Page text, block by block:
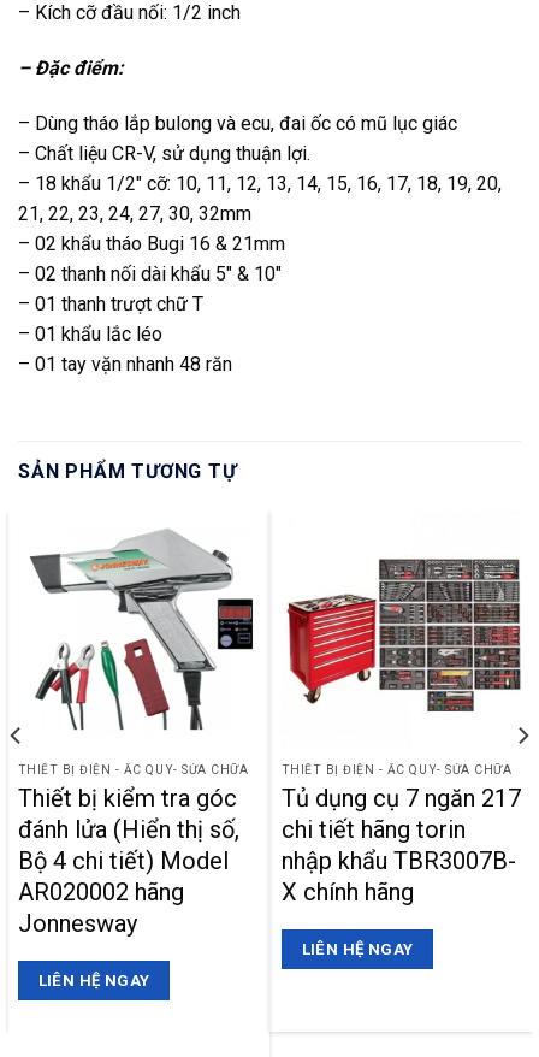
– Kích cỡ đầu nối: 1/2 inch
– Đặc điểm:
– Dùng tháo lắp bulong và ecu, đai ốc có mũ lục giác
– Chất liệu CR-V, sử dụng thuận lợi.
– 18 khẩu 1/2″ cỡ: 10, 11, 12, 13, 14, 15, 16, 17, 18, 19, 20,
21, 22, 23, 24, 27, 30, 32mm
– 02 khẩu tháo Bugi 16 & 21mm
– 02 thanh nối dài khẩu 5″ & 10″
– 01 thanh trượt chữ T
– 01 khẩu lắc léo
– 01 tay vặn nhanh 48 răn
SẢN PHẨM TƯƠNG TỰ
THIẾT BỊ ĐIỆN - ẮC QUY- SỬA CHỮA
Thiết bị kiểm tra góc
đánh lửa (Hiển thị số,
Bộ 4 chi tiết) Model
AR020002 hãng
Jonnesway
LIÊN HỆ NGAY
THIẾT BỊ ĐIỆN - ẮC QUY- SỬA CHỮA
Tủ dụng cụ 7 ngăn 217
chi tiết hãng torin
nhập khẩu TBR3007B-
X chính hãng
LIÊN HỆ NGAY